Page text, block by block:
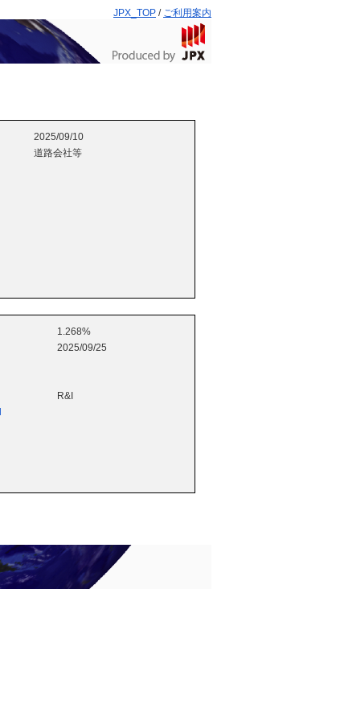
JPX_TOP / ご利用案内
2025/09/10
道路会社等
1.268%
2025/09/25
R&I